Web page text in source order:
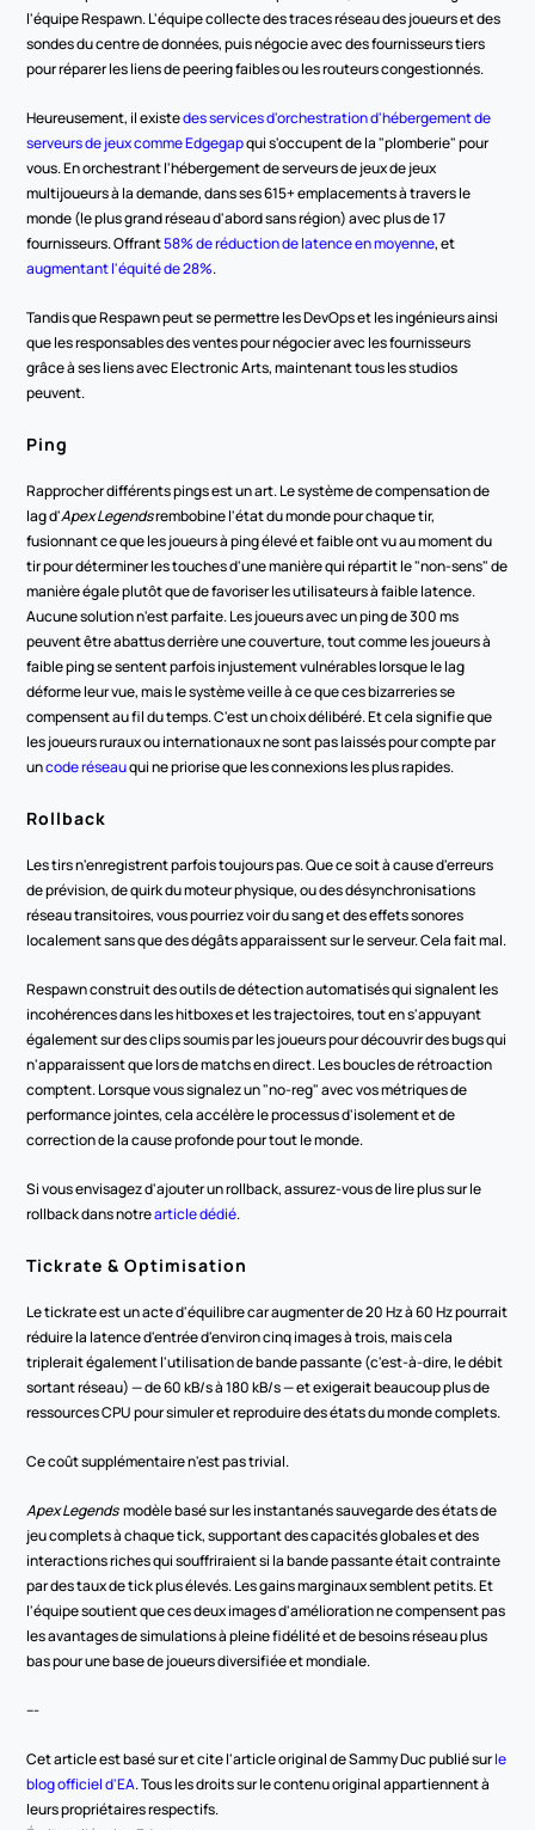
l'équipe Respawn. L'équipe collecte des traces réseau des joueurs et des
sondes du centre de données, puis négocie avec des fournisseurs tiers
pour réparer les liens de peering faibles ou les routeurs congestionnés.
Heureusement, il existe des services d'orchestration d'hébergement de
serveurs de jeux comme Edgegap qui s'occupent de la "plomberie" pour
vous. En orchestrant l'hébergement de serveurs de jeux de jeux
multijoueurs à la demande, dans ses 615+ emplacements à travers le
monde (le plus grand réseau d'abord sans région) avec plus de 17
fournisseurs. Offrant 58% de réduction de latence en moyenne
augmentant l'équité de 28%.
Tandis que Respawn peut se permettre les DevOps et les ingénieurs ainsi
que les responsables des ventes pour négocier avec les fournisseurs
grâce à ses liens avec Electronic Arts, maintenant tous les studios
peuvent.
Ping
Rapprocher différents pings est un art. Le système de compensation de
lag d'Apex Legends rembobine l'état du monde pour chaque tir,
fusionnant ce que les joueurs à ping élevé et faible ont vu au moment du
tir pour déterminer les touches d'une manière qui répartit le "non-sens" de
manière égale plutôt que de favoriser les utilisateurs à faible latence.
Aucune solution n'est parfaite. Les joueurs avec un ping de 300 ms
peuvent être abattus derrière une couverture, tout comme les joueurs à
faible ping se sentent parfois injustement vulnérables lorsque le lag
déforme leur vue, mais le système veille à ce que ces bizarreries se
compensent au fil du temps. C'est un choix délibéré. Et cela signifie que
les joueurs ruraux ou internationaux ne sont pas laissés pour compte par
un code réseau qui ne priorise que les connexions les plus rapides.
Rollback
Les tirs n'enregistrent parfois toujours pas. Que ce soit à cause d'erreurs
de prévision, de quirk du moteur physique, ou des désynchronisations
réseau transitoires, vous pourriez voir du sang et des effets sonores
localement sans que des dégâts apparaissent sur le serveur. Cela fait mal.
Respawn construit des outils de détection automatisés qui signalent les
incohérences dans les hitboxes et les trajectoires, tout en s'appuyant
également sur des clips soumis par les joueurs pour découvrir des bugs qui
n'apparaissent que lors de matchs en direct. Les boucles de rétroaction
comptent. Lorsque vous signalez un "no-reg" avec vos métriques de
performance jointes, cela accélère le processus d'isolement et de
correction de la cause profonde pour tout le monde.
Si vous envisagez d'ajouter un rollback, assurez-vous de lire plus sur le
rollback dans notre article dédié.
Tickrate & Optimisation
Le tickrate est un acte d'équilibre car augmenter de 20 Hz à 60 Hz pourrait
réduire la latence d'entrée d'environ cinq images à trois, mais cela
triplerait également l'utilisation de bande passante (c'est-à-dire, le débit
sortant réseau) — de 60 kB/s à 180 kB/s — et exigerait beaucoup plus de
ressources CPU pour simuler et reproduire des états du monde complets.
Ce coût supplémentaire n'est pas trivial.
Apex Legends
  modèle basé sur les instantanés sauvegarde des états de
jeu complets à chaque tick, supportant des capacités globales et des
interactions riches qui souffriraient si la bande passante était contrainte
par des taux de tick plus élevés. Les gains marginaux semblent petits. Et
l'équipe soutient que ces deux images d'amélioration ne compensent pas
les avantages de simulations à pleine fidélité et de besoins réseau plus
bas pour une base de joueurs diversifiée et mondiale.
---
Cet article est basé sur et cite l'article original de Sammy Duc publié sur le
blog officiel d'EA. Tous les droits sur le contenu original appartiennent à
leurs propriétaires respectifs.